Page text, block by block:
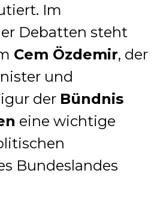
Im
Debatten steht
Cem Özdemir, der
und
der Bündnis
eine wichtige
Bundeslandes